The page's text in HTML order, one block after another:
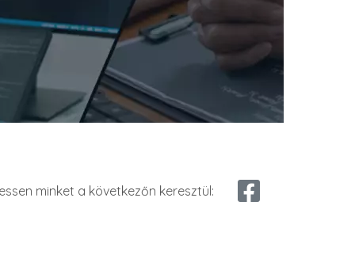
minket a következőn keresztül: